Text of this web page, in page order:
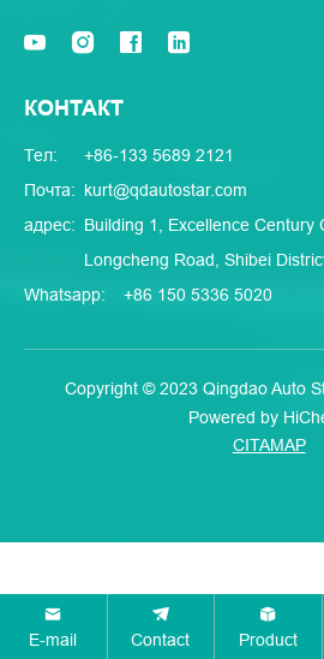
КОНТАКТ
Тел:
+86-133 5689 2121
Почта: kurt@qdautostar.com
адрес: Building 1, Excellence Century
Longcheng Road, Shibei
Whatsapp:
+86 150 5336 5020
Copyright © 2023 Qingdao Auto
Powered by
CITAMAP
E-mail Contact Product